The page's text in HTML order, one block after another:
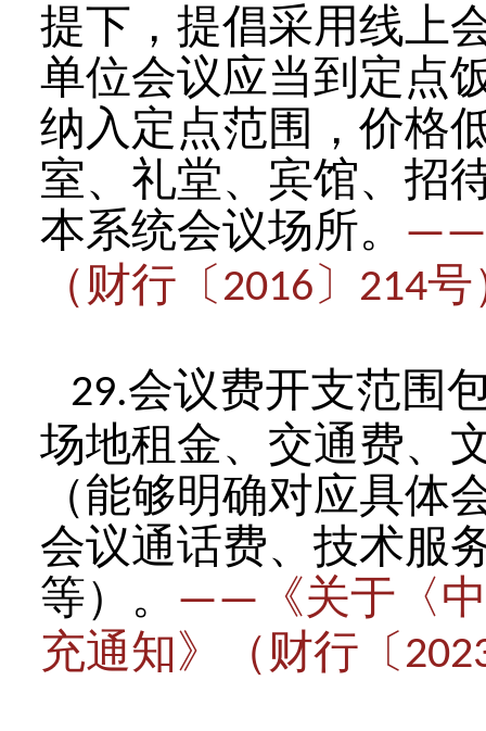
提下，提倡采用线上
单位会议应当到定点
纳入定点范围，价格
室、礼堂、宾馆、招
本系统会议场所。
（财行〔 2016 〕 214号
29.会议费开支范围
场地租金、交通费、
（能够明确对应具体
会议通话费、技术服
等）。
——
《关于〈
充通知》（财行〔